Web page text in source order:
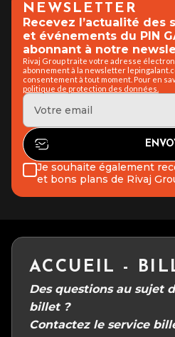
NEWSLETTER
Recevez l’actualité des
et événements du PIN
abonnant à notre
Rivaj Group traite votre adresse
abonnement à la newsletter
consentement à tout moment. Pour en
politique de protection des données.
Je souhaite également
et bons plans de Rivaj
ACCUEIL -
Des questions au sujet
billet ?
Contactez le service